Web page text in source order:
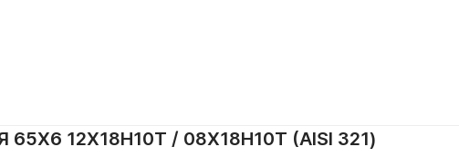
12Х18Н10Т / 08Х18Н10Т (AISI 321)